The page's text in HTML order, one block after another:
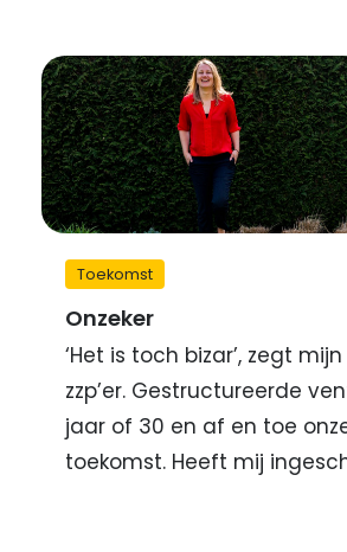
Toekomst
Onzeker
‘Het is toch bizar’, zegt
zzp’er. Gestructureerde
jaar of 30 en af en toe
toekomst. Heeft mij